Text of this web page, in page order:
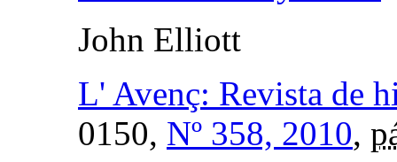
John Elliott
L' Avenç: Revista de
0150, Nº 358, 2010,